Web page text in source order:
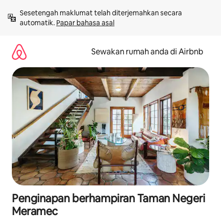
kandungan
Sesetengah maklumat telah diterjemahkan secara
automatik. Papar bahasa asal
Sewakan rumah anda di Airbnb
Penginapan berhampiran Taman Negeri
Meramec